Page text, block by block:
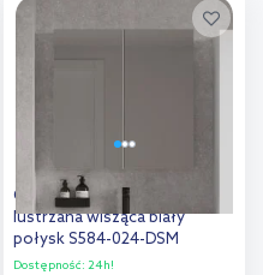
Cersanit City szafka 60 cm
lustrzana wisząca biały
połysk S584-024-DSM
Dostępność: 24h!